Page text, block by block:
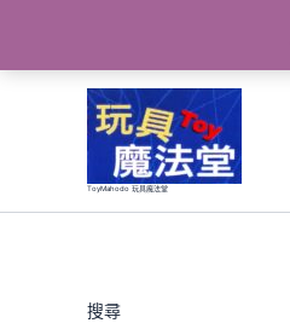
內
ToyMahodo 玩具魔法堂
搜尋